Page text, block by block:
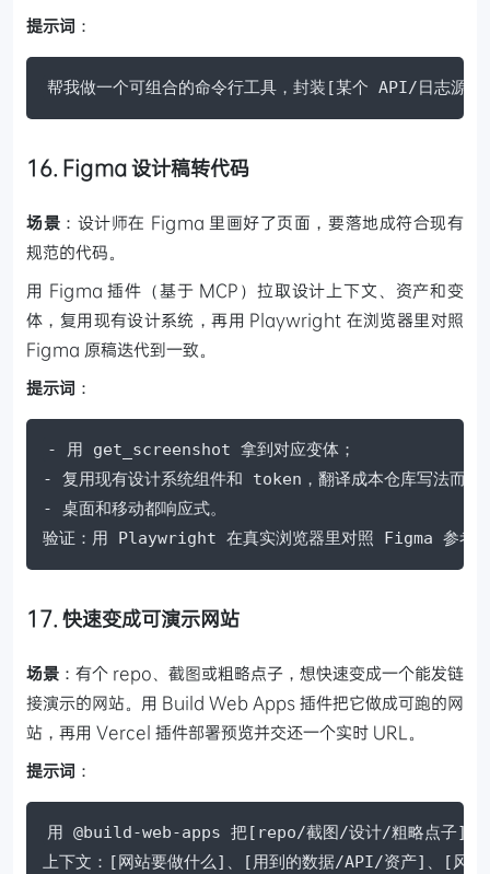
提示词 ：
帮我做一个可组合的命令行工具，封装[某个 API/日志源/
16. Figma 设计稿转代码
场景 ：设计师在 Figma 里画好了页面，要落地成符合现有
规范的代码。
用 Figma 插件（基于 MCP）拉取设计上下文、资产和变
体，复用现有设计系统，再用 Playwright 在浏览器里对照
Figma 原稿迭代到一致。
提示词 ：
- 用 get_screenshot 拿到对应变体；
- 复用现有设计系统组件和 token，翻译成本仓库写法而非
- 桌面和移动都响应式。
验证：用 Playwright 在真实浏览器里对照 Figma 参考检
17. 快速变成可演示网站
场景 ：有个 repo、截图或粗略点子，想快速变成一个能发链
接演示的网站。用 Build Web Apps 插件把它做成可跑的网
站，再用 Vercel 插件部署预览并交还一个实时 URL。
提示词 ：
用 @build-web-apps 把[repo/截图/设计/粗略点子]做
上下文：[网站要做什么]、[用到的数据/API/资产]、[风格